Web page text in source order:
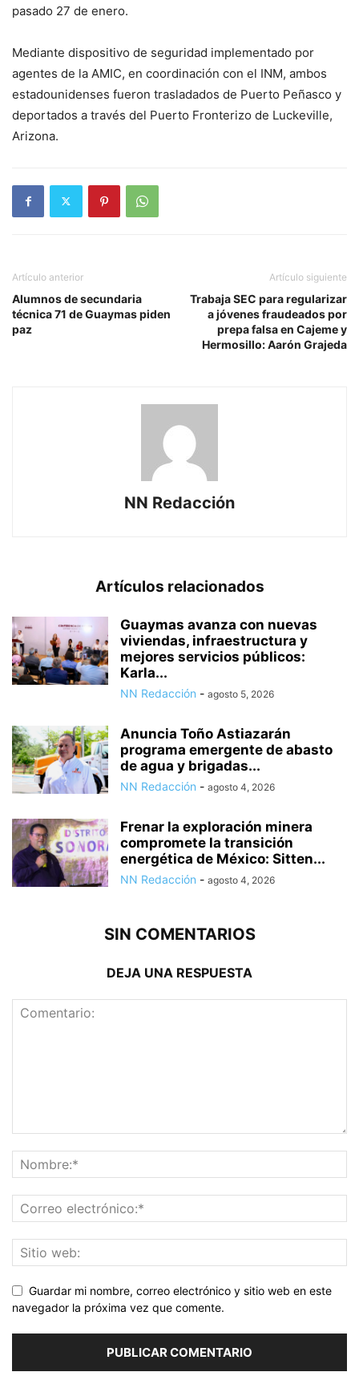
pasado 27 de enero.
Mediante dispositivo de seguridad implementado por
agentes de la AMIC, en coordinación con el INM, ambos
estadounidenses fueron trasladados de Puerto Peñasco y
deportados a través del Puerto Fronterizo de Luckeville,
Arizona.
Artículo anterior
Alumnos de secundaria
técnica 71 de Guaymas piden
paz
Artículo siguiente
Trabaja SEC para regularizar
a jóvenes fraudeados por
prepa falsa en Cajeme y
Hermosillo: Aarón Grajeda
NN Redacción
Artículos relacionados
Guaymas avanza con nuevas
viviendas, infraestructura y
mejores servicios públicos:
Karla...
NN Redacción - agosto 5, 2026
Anuncia Toño Astiazarán
programa emergente de abasto
de agua y brigadas...
NN Redacción - agosto 4, 2026
Frenar la exploración minera
compromete la transición
energética de México: Sitten...
NN Redacción - agosto 4, 2026
SIN COMENTARIOS
DEJA UNA RESPUESTA
Guardar mi nombre, correo electrónico y sitio web en este
navegador la próxima vez que comente.